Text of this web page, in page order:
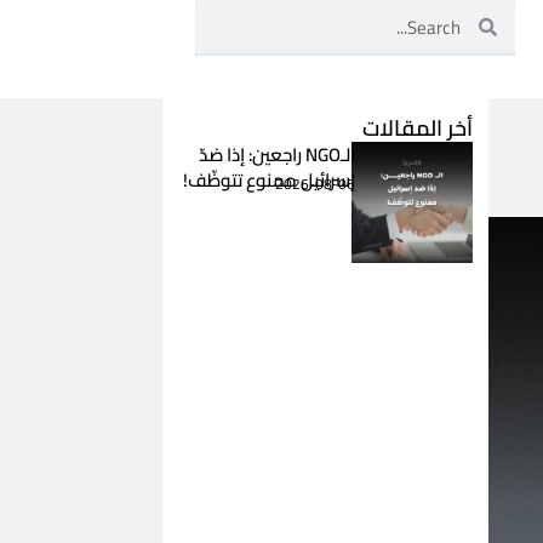
Search
Search
أخر المقالات
الـNGO راجعين: إذا ضدّ
إسرائيل ممنوع تتوظّف!
2026-08-06